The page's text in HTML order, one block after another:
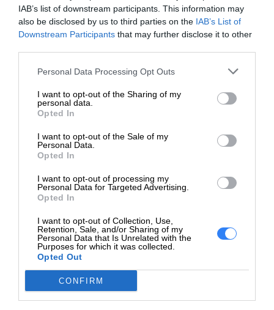
IAB’s list of downstream participants. This information may
also be disclosed by us to third parties on the IAB’s List of
Downstream Participants that may further disclose it to other
Personal Data Processing Opt Outs
I want to opt-out of the Sharing of my
personal data.
Opted In
I want to opt-out of the Sale of my
Personal Data.
Opted In
I want to opt-out of processing my
Personal Data for Targeted Advertising.
Opted In
I want to opt-out of Collection, Use,
Retention, Sale, and/or Sharing of my
Personal Data that Is Unrelated with the
Purposes for which it was collected.
Opted Out
CONFIRM
Obejście Adresu MAC
Poza Pasmem (MAPT),
Wybudzanie w sieci LAN
Poza Pasmem (WoL),
obok obrazu, czujnik
światła w otoczeniu
Kolor
Wymiary
(szer./głęb./wys.)
61.34 cm x 22.52 cm x
Waga 6.5 kg
Złącza
Interfejsy
DisplayPort (HDCP) Wyjście
DisplayPort (HDCP) HDMI
(1 x ładowanie)
Thunderbolt
4/USB4/DisplayPort 1.4